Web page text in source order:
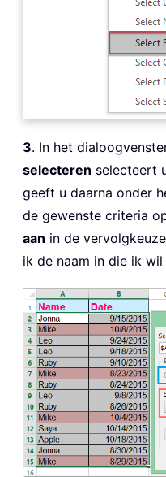
3. In het
selecteren selecteert
geeft u daarna onder
de gewenste criteria
aan in de
ik de naam in die ik